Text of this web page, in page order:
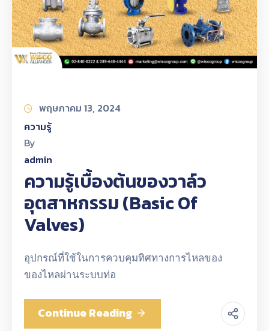
พฤษภาคม 13, 2024
ความรู้
By
admin
ความรู้เบื้องต้นของวาล์ว
อุตสาหกรรม (Basic Of
Valves)
อุปกรณ์ที่ใช้ในการควบคุมทิศทางการไหลของ
ของไหลผ่านระบบท่อ
Continue Reading